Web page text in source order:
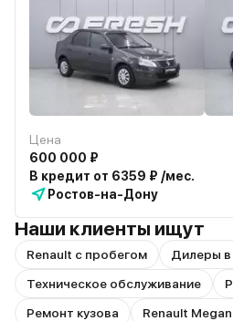
Цена
600 000 ₽
В кредит от 6359 ₽ /мес.
Ростов-на-Дону
Наши клиенты ищут
Renault с пробегом
Дилеры
Техническое обслуживание
Ремонт кузова
Renault